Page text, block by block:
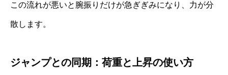
この流れが悪いと腕振りだけが急ぎぎみになり、力が分
散します。
ジャンプとの同期：荷重と上昇の使い方